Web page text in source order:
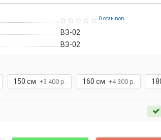
0 отзывов
ВЗ-02
ВЗ-02
150 см +3 400 р. 160 см +4 300 р.